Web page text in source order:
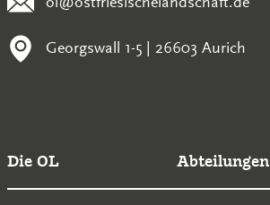
Georgswall 1-5 | 26603 Aurich
Die OL Abteilungen